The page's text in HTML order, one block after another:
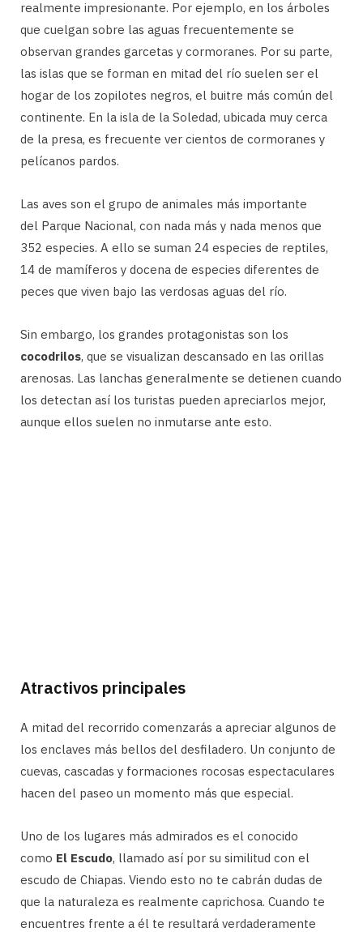
realmente impresionante. Por ejemplo, en los árboles
que cuelgan sobre las aguas frecuentemente se
observan grandes garcetas y cormoranes. Por su parte,
las islas que se forman en mitad del río suelen ser el
hogar de los zopilotes negros, el buitre más común del
continente. En la isla de la Soledad, ubicada muy cerca
de la presa, es frecuente ver cientos de cormoranes y
pelícanos pardos.
Las aves son el grupo de animales más importante
del Parque Nacional, con nada más y nada menos que
352 especies. A ello se suman 24 especies de reptiles,
14 de mamíferos y docena de especies diferentes de
peces que viven bajo las verdosas aguas del río.
Sin embargo, los grandes protagonistas son los
cocodrilos, que se visualizan descansado en las orillas
arenosas. Las lanchas generalmente se detienen cuando
los detectan así los turistas pueden apreciarlos mejor,
aunque ellos suelen no inmutarse ante esto.
Atractivos principales
A mitad del recorrido comenzarás a apreciar algunos de
los enclaves más bellos del desfiladero. Un conjunto de
cuevas, cascadas y formaciones rocosas espectaculares
hacen del paseo un momento más que especial.
Uno de los lugares más admirados es el conocido
como El Escudo, llamado así por su similitud con el
escudo de Chiapas. Viendo esto no te cabrán dudas de
que la naturaleza es realmente caprichosa. Cuando te
encuentres frente a él te resultará verdaderamente